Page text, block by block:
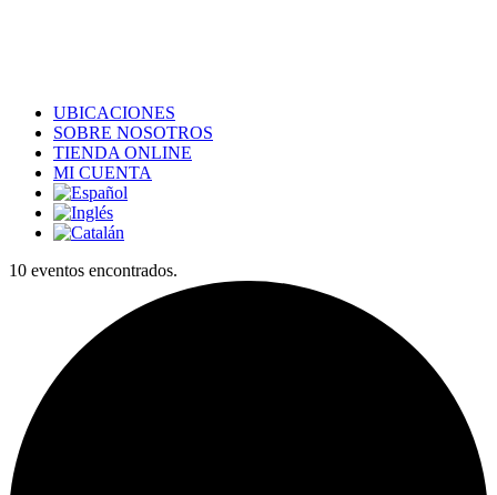
UBICACIONES
SOBRE NOSOTROS
TIENDA ONLINE
MI CUENTA
10 eventos encontrados.